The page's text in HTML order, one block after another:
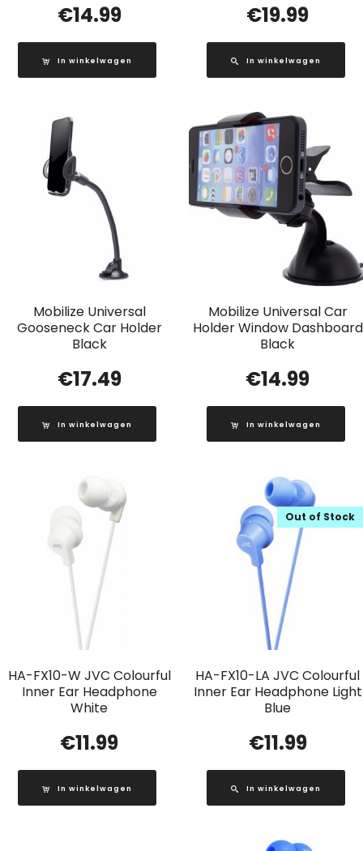
€14.99
In winkelwagen
€19.99
In winkelwagen
Mobilize Universal
Gooseneck Car Holder
Black
€17.49
In winkelwagen
Mobilize Universal Car
Holder Window Dashboard
Black
€14.99
In winkelwagen
HA-FX10-W JVC Colourful
Inner Ear Headphone
White
€11.99
In winkelwagen
HA-FX10-LA JVC Colourful
Inner Ear Headphone Light
Blue
Out of Stock
€11.99
In winkelwagen